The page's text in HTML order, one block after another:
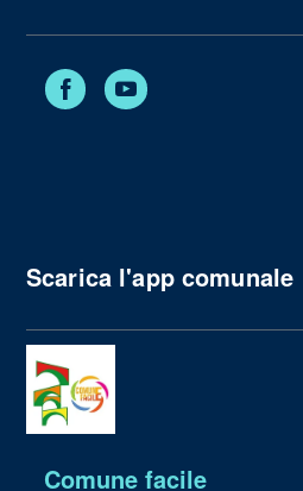
Facebook
Scarica l'app comunale
Comune facile